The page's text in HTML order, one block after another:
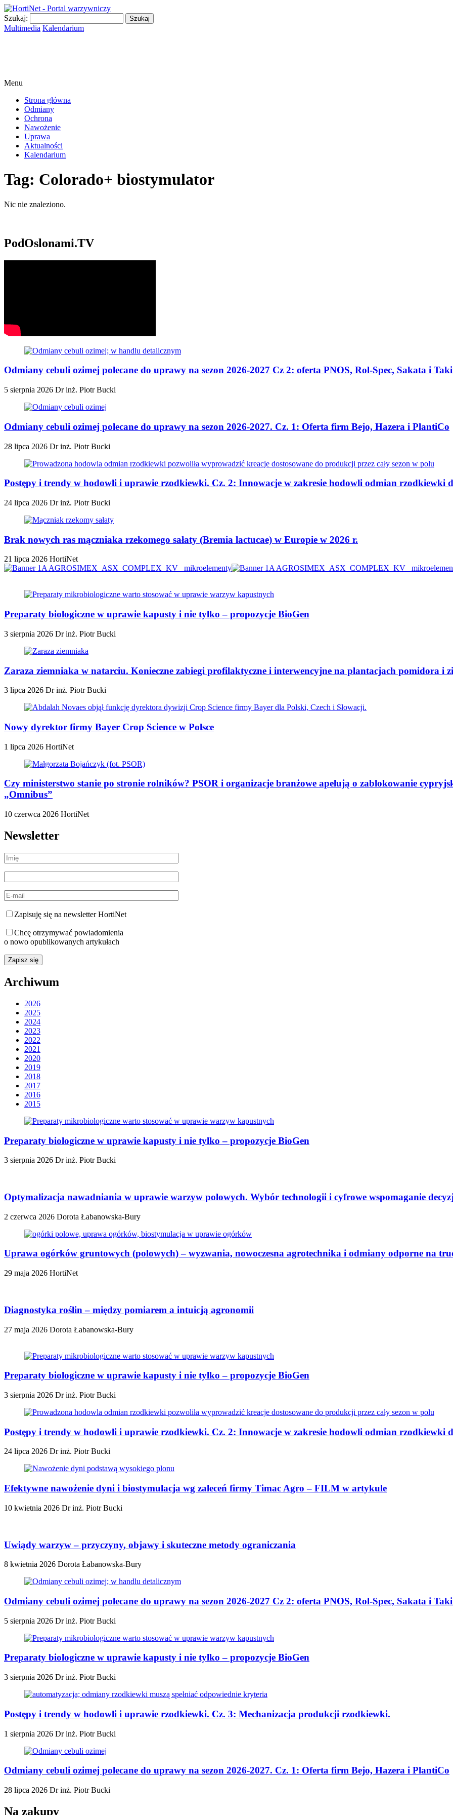
Szukaj:
Multimedia Kalendarium
Menu
Strona główna
Odmiany
Ochrona
Nawożenie
Uprawa
Aktualności
Kalendarium
Tag: Colorado+ biostymulator
Nic nie znaleziono.
PodOslonami.TV
Odmiany cebuli ozimej polecane do uprawy na sezon 2026-2027 Cz 2: oferta PNOS, Rol-Spec, Sakata i
5 sierpnia 2026 Dr inż. Piotr Bucki
Odmiany cebuli ozimej polecane do uprawy na sezon 2026-2027. Cz. 1: Oferta firm Bejo, Hazera i PlantiCo
28 lipca 2026 Dr inż. Piotr Bucki
Postępy i trendy w hodowli i uprawie rzodkiewki. Cz. 2: Innowacje w zakresie hodowli odmian rzodkiewki
24 lipca 2026 Dr inż. Piotr Bucki
Brak nowych ras mączniaka rzekomego sałaty (Bremia lactucae) w Europie w 2026 r.
21 lipca 2026 HortiNet
Preparaty biologiczne w uprawie kapusty i nie tylko – propozycje BioGen
3 sierpnia 2026 Dr inż. Piotr Bucki
Zaraza ziemniaka w natarciu. Konieczne zabiegi profilaktyczne i interwencyjne na plantacjach pomidora i
3 lipca 2026 Dr inż. Piotr Bucki
Nowy dyrektor firmy Bayer Crop Science w Polsce
1 lipca 2026 HortiNet
Czy ministerstwo stanie po stronie rolników? PSOR i organizacje branżowe apelują o zablokowanie
„Omnibus”
10 czerwca 2026 HortiNet
Newsletter
Zapisuję się na newsletter HortiNet
Chcę otrzymywać powiadomienia
o nowo opublikowanych artykułach
Archiwum
2026
2025
2024
2023
2022
2021
2020
2019
2018
2017
2016
2015
Preparaty biologiczne w uprawie kapusty i nie tylko – propozycje BioGen
3 sierpnia 2026 Dr inż. Piotr Bucki
Optymalizacja nawadniania w uprawie warzyw polowych. Wybór technologii i cyfrowe wspomaganie
2 czerwca 2026 Dorota Łabanowska-Bury
Uprawa ogórków gruntowych (polowych) – wyzwania, nowoczesna agrotechnika i odmiany odporne na
29 maja 2026 HortiNet
Diagnostyka roślin – między pomiarem a intuicją agronomii
27 maja 2026 Dorota Łabanowska-Bury
Preparaty biologiczne w uprawie kapusty i nie tylko – propozycje BioGen
3 sierpnia 2026 Dr inż. Piotr Bucki
Postępy i trendy w hodowli i uprawie rzodkiewki. Cz. 2: Innowacje w zakresie hodowli odmian rzodkiewki
24 lipca 2026 Dr inż. Piotr Bucki
Efektywne nawożenie dyni i biostymulacja wg zaleceń firmy Timac Agro – FILM w artykule
10 kwietnia 2026 Dr inż. Piotr Bucki
Uwiądy warzyw – przyczyny, objawy i skuteczne metody ograniczania
8 kwietnia 2026 Dorota Łabanowska-Bury
Odmiany cebuli ozimej polecane do uprawy na sezon 2026-2027 Cz 2: oferta PNOS, Rol-Spec, Sakata i
5 sierpnia 2026 Dr inż. Piotr Bucki
Preparaty biologiczne w uprawie kapusty i nie tylko – propozycje BioGen
3 sierpnia 2026 Dr inż. Piotr Bucki
Postępy i trendy w hodowli i uprawie rzodkiewki. Cz. 3: Mechanizacja produkcji rzodkiewki.
1 sierpnia 2026 Dr inż. Piotr Bucki
Odmiany cebuli ozimej polecane do uprawy na sezon 2026-2027. Cz. 1: Oferta firm Bejo, Hazera i PlantiCo
28 lipca 2026 Dr inż. Piotr Bucki
Na zakupy